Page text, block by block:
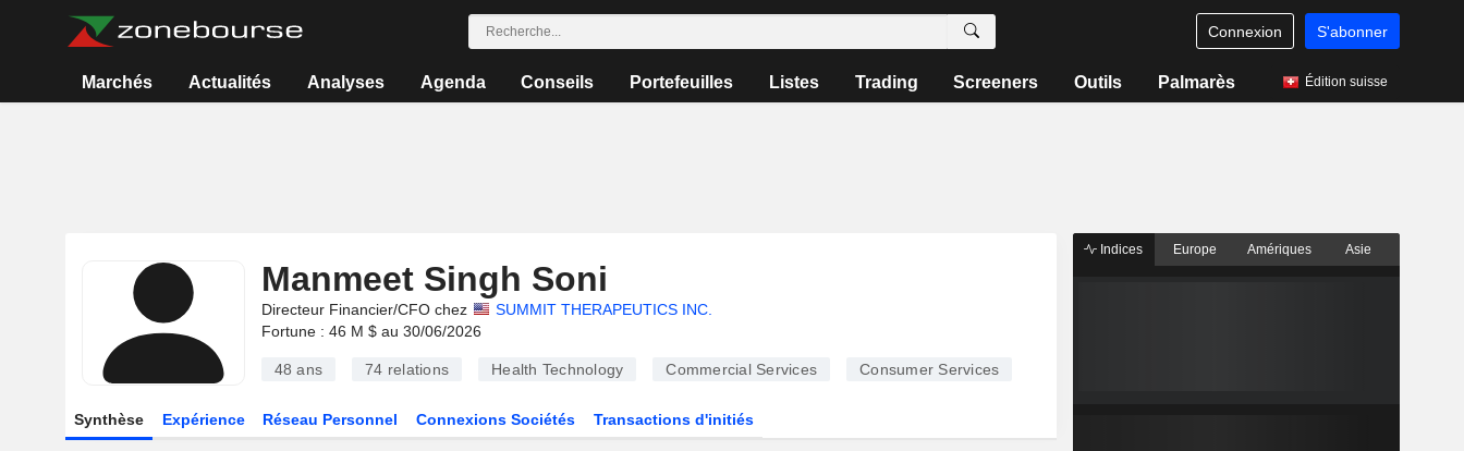
Connexion S'abonner
Marchés Actualités Analyses Agenda Conseils Portefeuilles Listes Trading Screeners Outils Palmarès Édition suisse
Manmeet Singh Soni
Directeur Financier/CFO chez
SUMMIT THERAPEUTICS INC.
Fortune : 46 M $ au 30/06/2026
48 ans 74 relations Health Technology Commercial Services Consumer Services
Synthèse Expérience Réseau Personnel Connexions Sociétés Transactions d'initiés
Indices Europe Amériques Asie